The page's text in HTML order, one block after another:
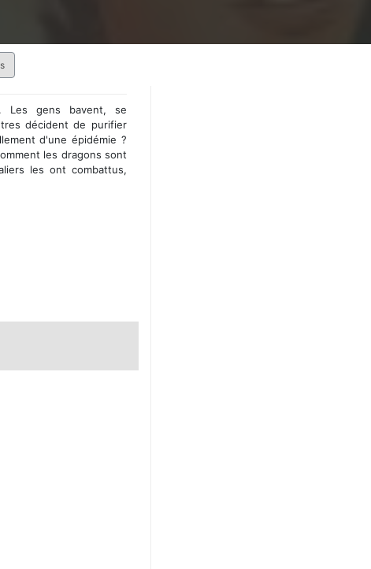
Les gens bavent, se
décident de purifier
d'une épidémie ?
les dragons sont
les ont combattus,